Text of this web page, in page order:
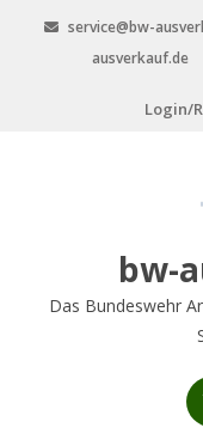
service@bw-
ausverkauf.de
Login/
bw-
Das Bundeswehr